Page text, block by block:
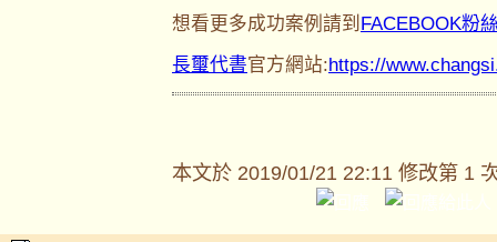
想看更多成功案例請到 FACEBOOK粉
長璽代書官方網站:https://
本文於 2019/01/21 22:11 修改第 1